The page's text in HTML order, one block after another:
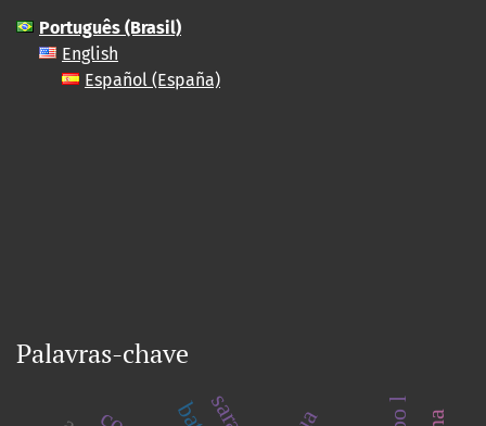
Português (Brasil)
English
Español (España)
Palavras-chave